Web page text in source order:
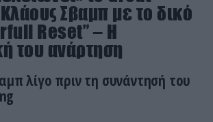
Σβαμπ με το δικό
Reset” – Η
του ανάρτηση
λίγο πριν τη συνάντησή του